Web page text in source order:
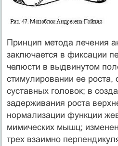
Принцип метода лечения
заключается в фиксации
челюсти в выдвинутом
стимулировании ее роста,
суставных головок; в
задерживания роста
нормализации функции
мимических мышц;
трех взаимно